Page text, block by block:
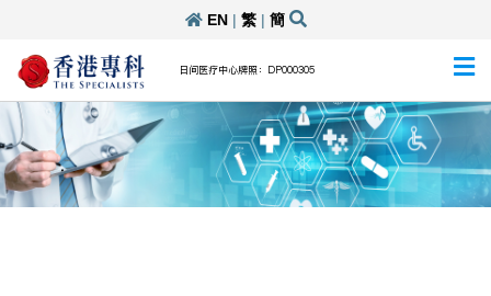
EN| 繁| 簡
日间医疗中心牌照：DP000305